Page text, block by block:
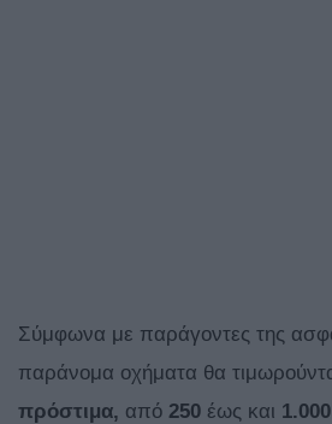
Σύμφωνα με παράγοντες της
παράνομα οχήματα θα
πρόστιμα, από 250 έως και